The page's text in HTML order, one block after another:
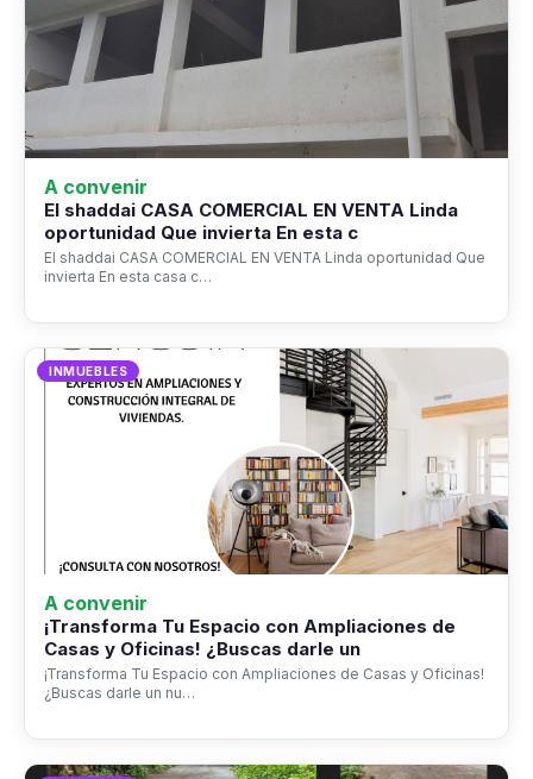
A convenir
El shaddai CASA COMERCIAL EN VENTA Linda
oportunidad Que invierta En esta c
El shaddai CASA COMERCIAL EN VENTA Linda oportunidad Que
invierta En esta casa c…
INMUEBLES
A convenir
¡Transforma Tu Espacio con Ampliaciones de
Casas y Oficinas! ¿Buscas darle un
¡Transforma Tu Espacio con Ampliaciones de Casas y Oficinas!
¿Buscas darle un nu…